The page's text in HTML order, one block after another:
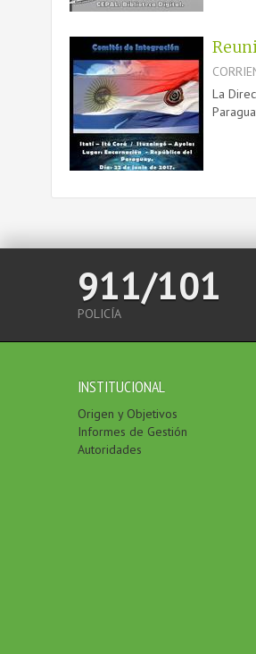
La
911/101
POLICÍA
INSTITUCIONAL
Origen y Objetivos
Informes de Gestión
Autoridades